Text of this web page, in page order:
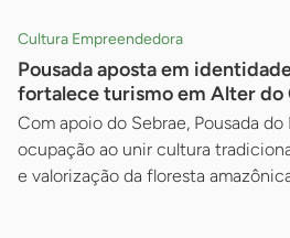
Cultura Empreendedora
Pousada aposta em
fortalece turismo em Alter do
Com apoio do Sebrae, Pousada
ocupação ao unir cultura
e valorização da floresta